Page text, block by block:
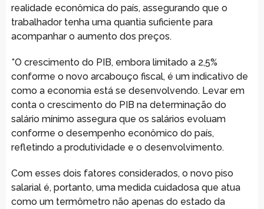
realidade econômica do país, assegurando que o
trabalhador tenha uma quantia suficiente para
acompanhar o aumento dos preços.
*O crescimento do PIB, embora limitado a 2,5%
conforme o novo arcabouço fiscal, é um indicativo de
como a economia está se desenvolvendo. Levar em
conta o crescimento do PIB na determinação do
salário mínimo assegura que os salários evoluam
conforme o desempenho econômico do país,
refletindo a produtividade e o desenvolvimento.
Com esses dois fatores considerados, o novo piso
salarial é, portanto, uma medida cuidadosa que atua
como um termômetro não apenas do estado da